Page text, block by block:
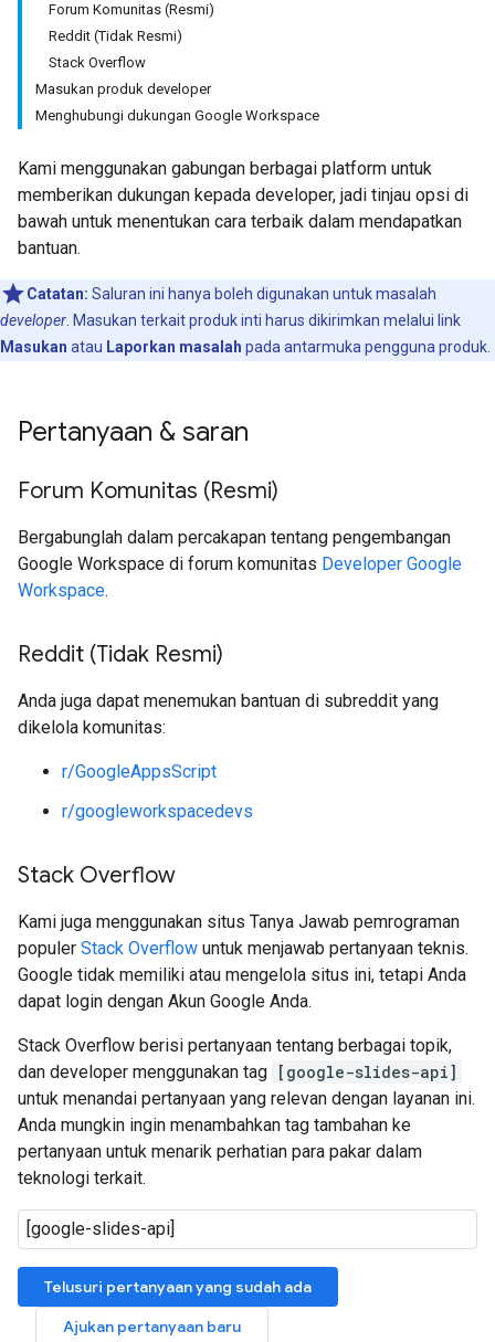
Forum Komunitas (Resmi)
Reddit (Tidak Resmi)
Stack Overflow
Masukan produk developer
Menghubungi dukungan Google Workspace
Kami menggunakan gabungan berbagai platform untuk
memberikan dukungan kepada developer, jadi tinjau opsi di
bawah untuk menentukan cara terbaik dalam mendapatkan
bantuan.
Catatan: Saluran ini hanya boleh digunakan untuk masalah
developer . Masukan terkait produk inti harus dikirimkan melalui link
Masukan atau Laporkan masalah pada antarmuka pengguna produk.
Pertanyaan & saran
Forum Komunitas (Resmi)
Bergabunglah dalam percakapan tentang pengembangan
Google Workspace di forum komunitas Developer Google
Workspace.
Reddit (Tidak Resmi)
Anda juga dapat menemukan bantuan di subreddit yang
dikelola komunitas:
r/GoogleAppsScript
r/googleworkspacedevs
Stack Overflow
Kami juga menggunakan situs Tanya Jawab pemrograman
populer Stack Overflow untuk menjawab pertanyaan teknis.
Google tidak memiliki atau mengelola situs ini, tetapi Anda
dapat login dengan Akun Google Anda.
Stack Overflow berisi pertanyaan tentang berbagai topik,
dan developer menggunakan tag [google-slides-api]
untuk menandai pertanyaan yang relevan dengan layanan ini.
Anda mungkin ingin menambahkan tag tambahan ke
pertanyaan untuk menarik perhatian para pakar dalam
teknologi terkait.
Telusuri pertanyaan yang sudah ada
Ajukan pertanyaan baru